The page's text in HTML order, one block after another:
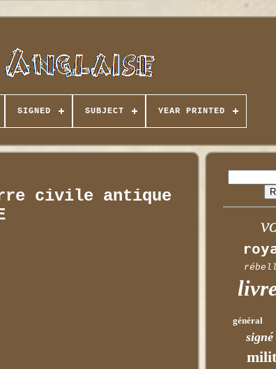
SIGNED SUBJECT YEAR PRINTED
civile antique
général
signé